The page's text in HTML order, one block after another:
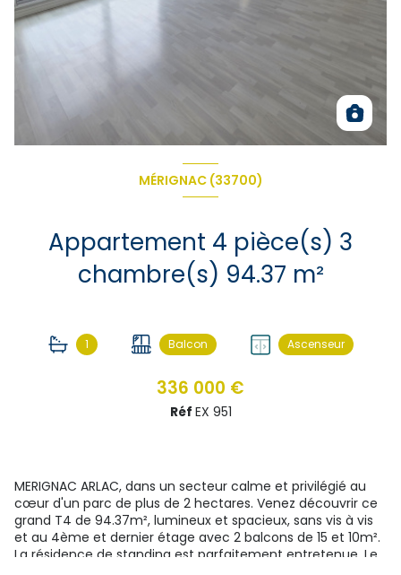
MÉRIGNAC (33700)
Appartement 4 pièce(s) 3
chambre(s) 94.37 m²
1 Balcon Ascenseur
336 000 €
Réf EX 951
MERIGNAC ARLAC, dans un secteur calme et privilégié au
cœur d'un parc de plus de 2 hectares. Venez découvrir ce
grand T4 de 94.37m², lumineux et spacieux, sans vis à vis
et au 4ème et dernier étage avec 2 balcons de 15 et 10m².
La résidence de standing est parfaitement entretenue. Le